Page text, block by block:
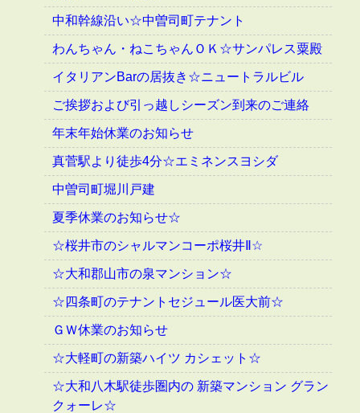
中和幹線沿い☆中曽司町テナント
わんちゃん・ねこちゃんＯＫ☆サンパレス粟殿
イタリアンBarの居抜き☆ニュートラルビル
ご挨拶および引っ越しシーズン到来のご連絡
年末年始休業のお知らせ
真菅駅より徒歩4分☆エミネンスヨシダ
中曽司町堀川戸建
夏季休業のお知らせ☆
☆桜井市のシャルマンコーポ桜井Ⅱ☆
☆大和郡山市の泉マンション☆
☆四条町のテナントセジュール医大前☆
ＧＷ休業のお知らせ
☆大軽町の新築ハイツ カシェット☆
☆大和八木駅徒歩圏内の 新築マンション グラン
クォーレ☆